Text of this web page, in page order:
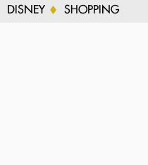
DISNEY SHOPPING